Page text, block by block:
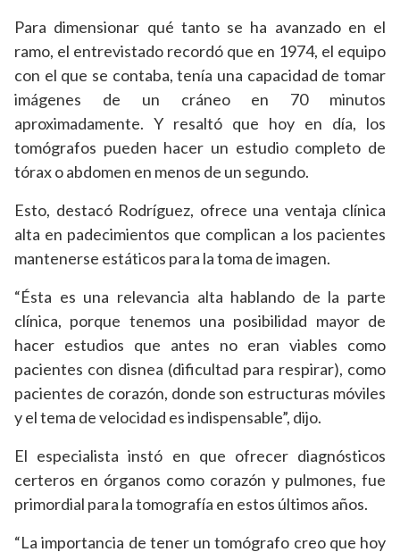
Para dimensionar qué tanto se ha avanzado en el
ramo, el entrevistado recordó que en 1974, el equipo
con el que se contaba, tenía una capacidad de tomar
imágenes de un cráneo en 70 minutos
aproximadamente. Y resaltó que hoy en día, los
tomógrafos pueden hacer un estudio completo de
tórax o abdomen en menos de un segundo.
Esto, destacó Rodríguez, ofrece una ventaja clínica
alta en padecimientos que complican a los pacientes
mantenerse estáticos para la toma de imagen.
“Ésta es una relevancia alta hablando de la parte
clínica, porque tenemos una posibilidad mayor de
hacer estudios que antes no eran viables como
pacientes con disnea (dificultad para respirar), como
pacientes de corazón, donde son estructuras móviles
y el tema de velocidad es indispensable”, dijo.
El especialista instó en que ofrecer diagnósticos
certeros en órganos como corazón y pulmones, fue
primordial para la tomografía en estos últimos años.
“La importancia de tener un tomógrafo creo que hoy